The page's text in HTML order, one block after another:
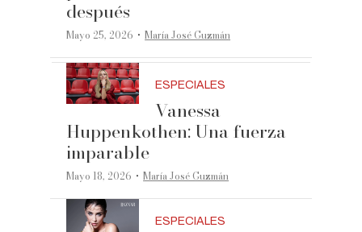
después
Mayo 25, 2026 ·María José Guzmán
ESPECIALES
Vanessa
Huppenkothen: Una fuerza
imparable
Mayo 18, 2026 ·María José Guzmán
ESPECIALES